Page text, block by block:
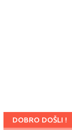
DOBRO DOŠLI !